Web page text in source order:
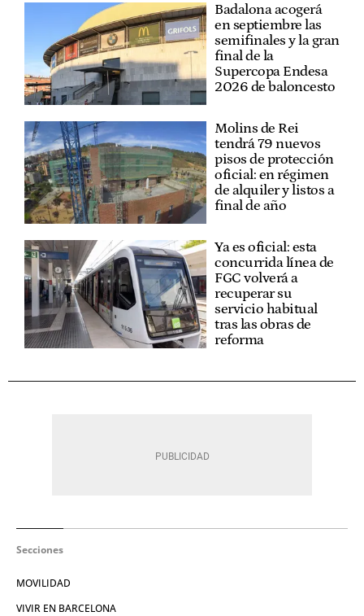
Badalona acogerá
en septiembre las
semifinales y la gran
final de la
Supercopa Endesa
2026 de baloncesto
Molins de Rei
tendrá 79 nuevos
pisos de protección
oficial: en régimen
de alquiler y listos a
final de año
Ya es oficial: esta
concurrida línea de
FGC volverá a
recuperar su
servicio habitual
tras las obras de
reforma
Secciones
MOVILIDAD
VIVIR EN BARCELONA